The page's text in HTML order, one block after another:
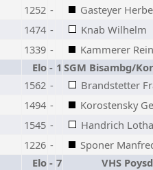
1252 -
Gasteyer
1474 -
Knab Wilhelm
1339 -
Kammerer
Elo - 1 SGM Bisambg/
1562 -
Brandstetter
1494 -
Korostensky
1545 -
Handrich
1226 -
Sponer
Elo - 7
VHS